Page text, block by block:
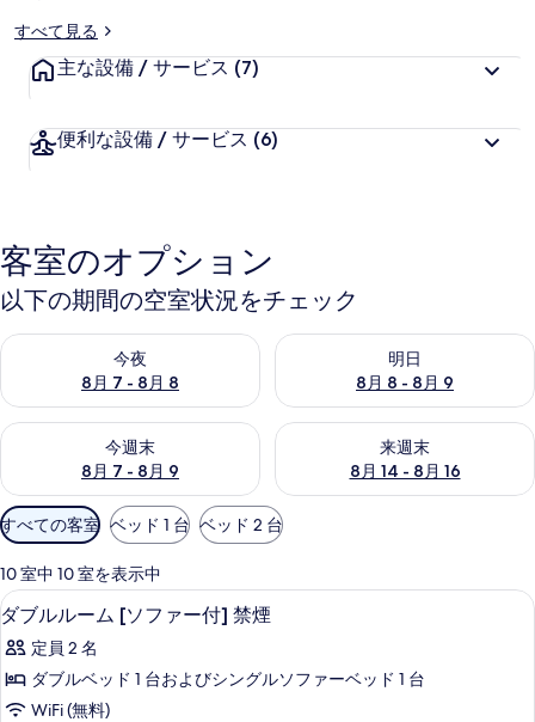
すべて見る
主な設備 / サービス (7)
便利な設備 / サービス (6)
客室のオプション
以下の期間の空室状況をチェック
今夜
8月 7 - 8月 8
今夜 8月 7 - 8月 8 の空室状況をチェック
明日
8月 8 - 8月 9
明日 8月 8 - 8月 9 の空室状況
今週末
8月 7 - 8月 9
今週末 8月 7 - 8月 9 の空室状況をチェック
来週末
8月 14 - 8月 16
来週末 8月 14 - 8月 16 の空室
利
用
可
能
な
客
室
の
すべての客室 ベッド 1 台 ベッド 2 台
10 室中 10 室を表示中
ダ
ブ
ル
ル
ダブルルーム [ソファー付] 禁煙 | デ
5
ダブルルーム [ソファー付] 禁煙
定員 2 名
ダブルベッド 1 台およびシングルソファーベッド 1 台
WiFi (無料)